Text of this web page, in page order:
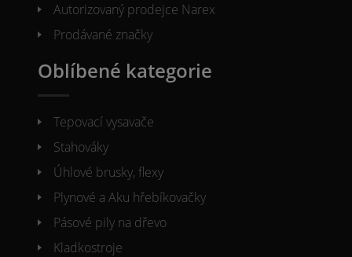
Autorizovaný prodejce Narex
Prodávané značky
Oblíbené kategorie
Tepovací vysavače
Stahováky
Úhlové brusky, flexy
Plynové a Aku hřebíkovačky
Pásové pily na dřevo
Kladkostroje